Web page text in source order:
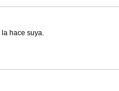
la hace suya.